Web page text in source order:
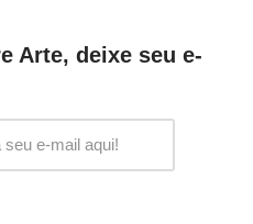
Arte, deixe seu e-